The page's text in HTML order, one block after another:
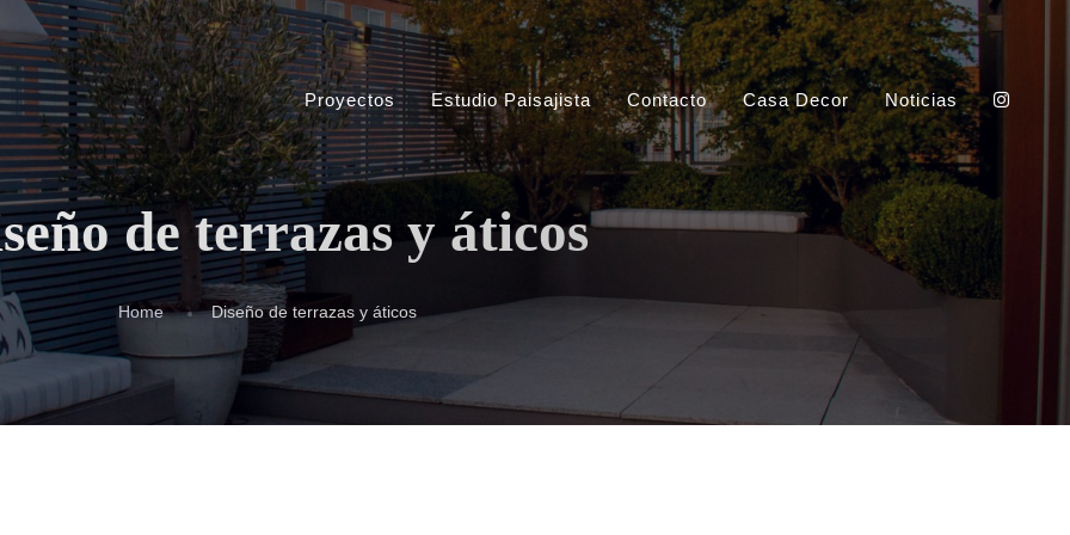
Proyectos Estudio Paisajista Contacto Casa Decor Noticias
de terrazas y áticos
Home Diseño de terrazas y áticos